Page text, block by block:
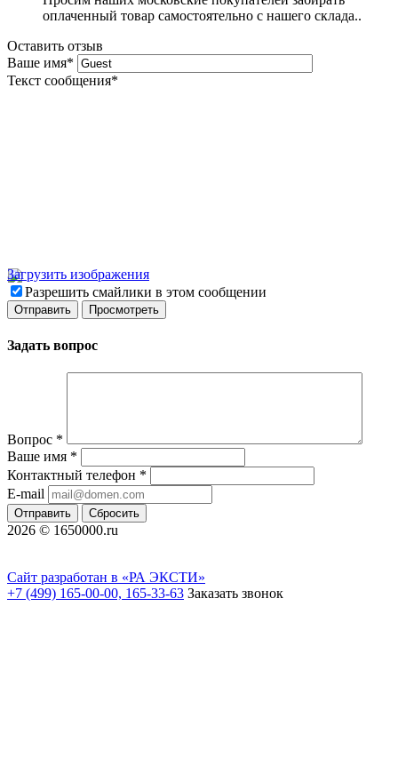
оплаченный товар самостоятельно с нашего склада..
Оставить отзыв
Ваше имя*
Текст сообщения*
Загрузить изображения
Разрешить смайлики в этом сообщении
Задать вопрос
Вопрос *
Ваше имя *
Контактный телефон *
E-mail
Отправить Сбросить
2026 © 1650000.ru
Сайт разработан в «РА ЭКСТИ»
+7 (499) 165-00-00, 165-33-63 Заказать звонок